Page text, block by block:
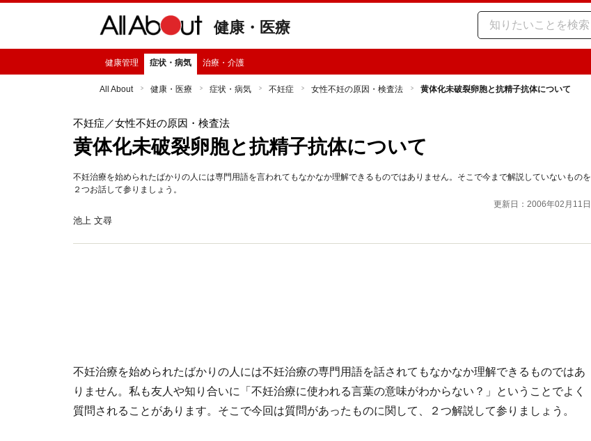
健康・医療
健康管理 症状・病気 治療・介護
All About 健康・医療 症状・病気 不妊症 女性不妊の原因・検査法 黄体化未破裂卵胞と抗精子抗体について
不妊症 ／女性不妊の原因・検査法
黄体化未破裂卵胞と抗精子抗体について
不妊治療を始められたばかりの人には専門用語を言われてもなかなか理解できるものではありません。そこで今まで解説していないものを
２つお話して参りましょう。
更新日：2006年02月11日
池上 文尋
不妊治療を始められたばかりの人には不妊治療の専門用語を話されてもなかなか理解できるものではあ
りません。私も友人や知り合いに「不妊治療に使われる言葉の意味がわからない？」ということでよく
質問されることがあります。そこで今回は質問があったものに関して、２つ解説して参りましょう。